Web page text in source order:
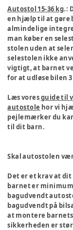
Autostol 15-36 kg.:
en hjælp til at gøre
almindelige
man køber en
stolen uden at
selestolen ikke
vigtigt, at barnet
for at udløse bilen
Læs voresguide til
autostole hor vi
pejlemærker du
til dit barn.
Skal autostolen
Det er et krav at
barnet er minimum
bagudvendt
bagudvendt på
at montere
sikkerheden er